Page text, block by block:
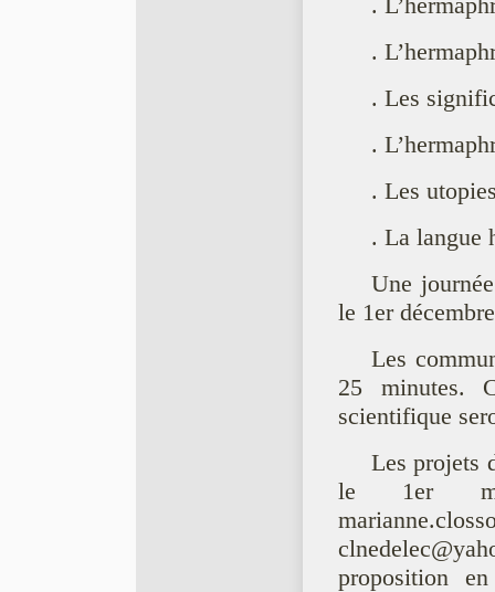
.
.
. Les
.
. Les
. La langue
Une
le 1er
Les
25 minutes.
scientifique
Les projets
le 1er
proposition